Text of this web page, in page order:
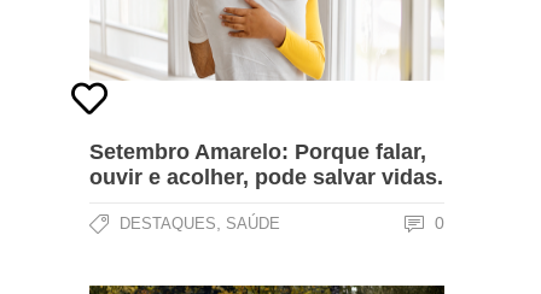
Setembro Amarelo: Porque falar,
ouvir e acolher, pode salvar vidas.
DESTAQUES SAÚDE 0